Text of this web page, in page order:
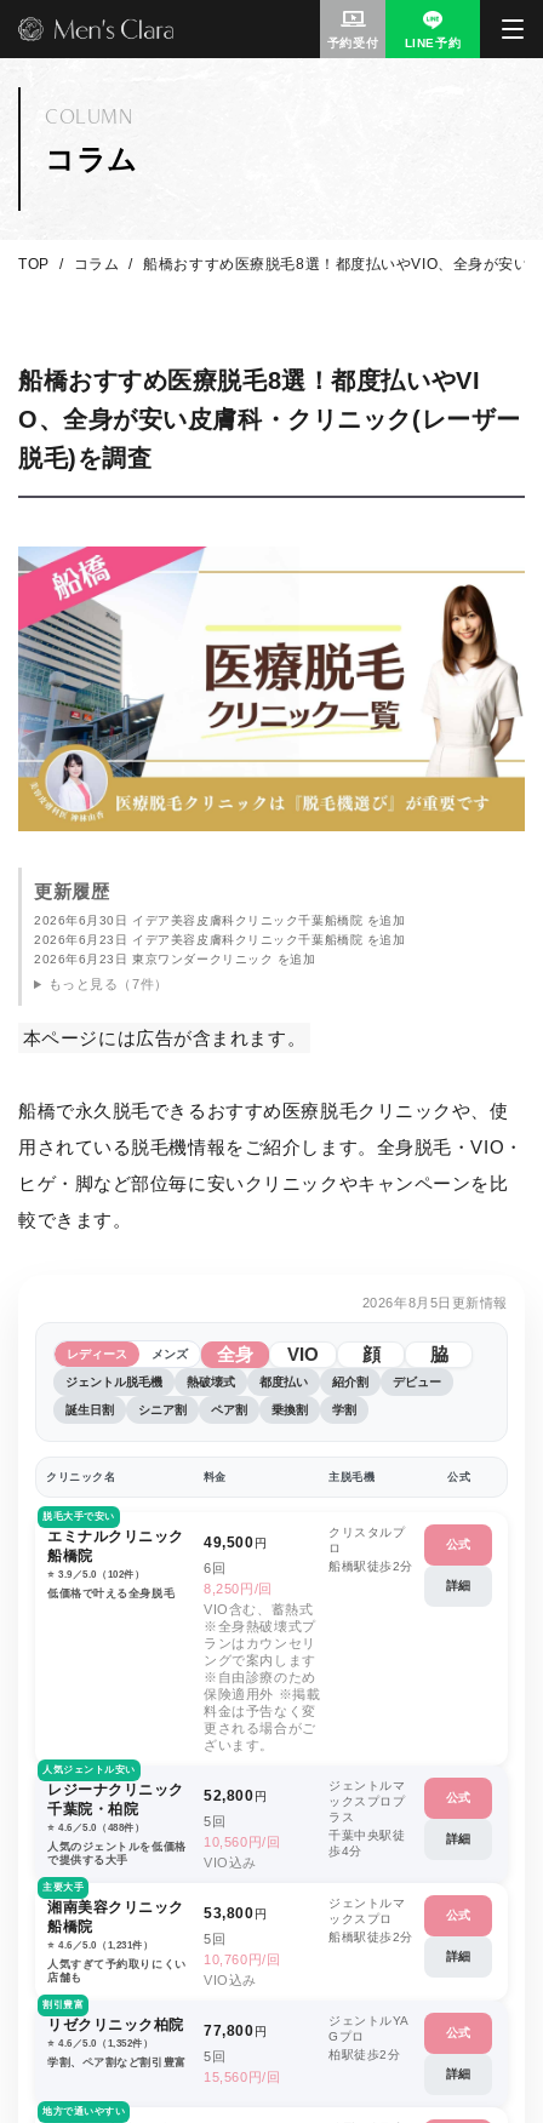
予約受付 LINE予約
コラム
COLUMN
TOP コラム 船橋おすすめ医療脱毛8選！都度払いやVIO、全身が安い
船橋おすすめ医療脱毛8選！都度払いやVI
O、全身が安い皮膚科・クリニック(レーザー
脱毛)を調査
更新履歴
2026年6月30日 イデア美容皮膚科クリニック千葉船橋院 を追加
2026年6月23日 イデア美容皮膚科クリニック千葉船橋院 を追加
2026年6月23日 東京ワンダークリニック を追加
もっと見る（7件）
本ページには広告が含まれます。
船橋で永久脱毛できるおすすめ医療脱毛クリニックや、使
用されている脱毛機情報をご紹介します。全身脱毛・VIO・
ヒゲ・脚など部位毎に安いクリニックやキャンペーンを比
較できます。
2026年8月5日更新情報
レディース メンズ 全身 VIO 顔 脇
ジェントル脱毛機 熱破壊式 都度払い 紹介割 デビュー
誕生日割 シニア割 ペア割 乗換割 学割
クリニック名 料金 主脱毛機 公式
脱毛大手で安い
エミナルクリニック
船橋院
⭐️ 3.9／5.0（102件）
低価格で叶える全身脱毛
49,500円
6回
8,250円/回
VIO含む、蓄熱式
※全身熱破壊式プ
ランはカウンセリ
ングで案内します
※自由診療のため
保険適用外 ※掲載
料金は予告なく変
更される場合がご
ざいます。
クリスタルプ
ロ
船橋駅徒歩2分
公式
詳細
人気ジェントル安い
レジーナクリニック
千葉院・柏院
⭐️ 4.6／5.0（488件）
人気のジェントルを低価格
で提供する大手
52,800円
5回
10,560円/回
VIO込み
ジェントルマ
ックスプロプ
ラス
千葉中央駅徒
歩4分
公式
詳細
主要大手
湘南美容クリニック
船橋院
⭐️ 4.6／5.0（1,231件）
人気すぎて予約取りにくい
店舗も
53,800円
5回
10,760円/回
VIO込み
ジェントルマ
ックスプロ
船橋駅徒歩2分
公式
詳細
割引豊富
リゼクリニック柏院
⭐️ 4.6／5.0（1,352件）
学割、ペア割など割引豊富
77,800円
5回
15,560円/回
ジェントルYA
Gプロ
柏駅徒歩2分
公式
詳細
地方で通いやすい